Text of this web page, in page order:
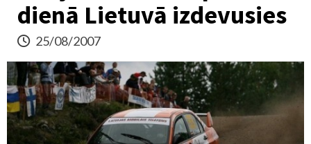
dienā Lietuvā izdevusies
25/08/2007